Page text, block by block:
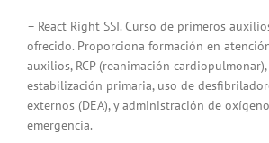
– React Right SSI. Curso de primeros
ofrecido. Proporciona formación en
auxilios, RCP (reanimación
estabilización primaria, uso de
externos (DEA), y administración de
emergencia.